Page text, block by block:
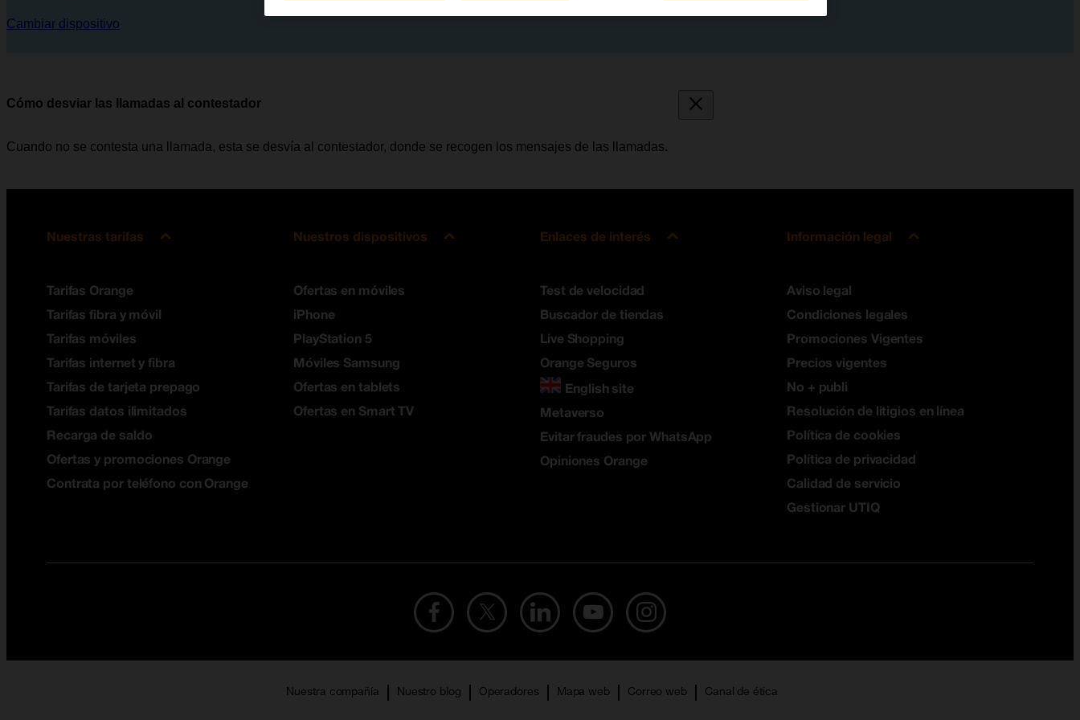
Cambiar dispositivo
Cómo desviar las llamadas al contestador
Cuando no se contesta una llamada, esta se desvía al contestador, donde se recogen los mensajes de las llamadas.
Nuestras tarifas
Tarifas Orange
Tarifas fibra y móvil
Tarifas móviles
Tarifas internet y fibra
Tarifas de tarjeta prepago
Tarifas datos ilimitados
Recarga de saldo
Ofertas y promociones Orange
Contrata por teléfono con Orange
Nuestros dispositivos
Ofertas en móviles
iPhone
PlayStation 5
Móviles Samsung
Ofertas en tablets
Ofertas en Smart TV
Enlaces de interés
Test de velocidad
Buscador de tiendas
Live Shopping
Orange Seguros
English site
Metaverso
Evitar fraudes por WhatsApp
Opiniones Orange
Información legal
Aviso legal
Condiciones legales
Promociones Vigentes
Precios vigentes
No + publi
Resolución de litigios en línea
Política de cookies
Política de privacidad
Calidad de servicio
Gestionar UTIQ
Nuestra compañía Nuestro blog Operadores Mapa web Correo web Canal de ética